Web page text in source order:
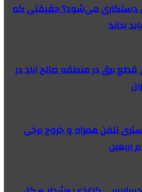
دستکاری می‌شود؟ حقیقتی که
بداند
برق در منطقه صالح آباد در
تلفن همراه و خروج برخی
اربعین